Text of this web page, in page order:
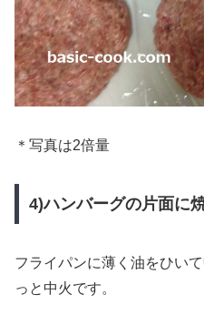
＊写真は2倍量
4)ハンバーグの片面に
フライパンに薄く油をひいて
っと中火です。